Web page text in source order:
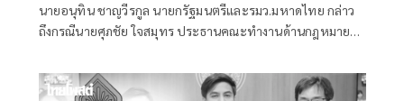
นายอนุทิน ชาญวีรกูล นายกรัฐมนตรีและรมว.มหาดไทย กล่าว
ถึงกรณีนายศุภชัย ใจสมุทร ประธานคณะทํางานด้านกฎหมาย
ยกฯเห็นด้วยกับแนวทางนี้หรือไม่ ว่า นายศุภชัย ทําหน้าที่ของ
ท่าน